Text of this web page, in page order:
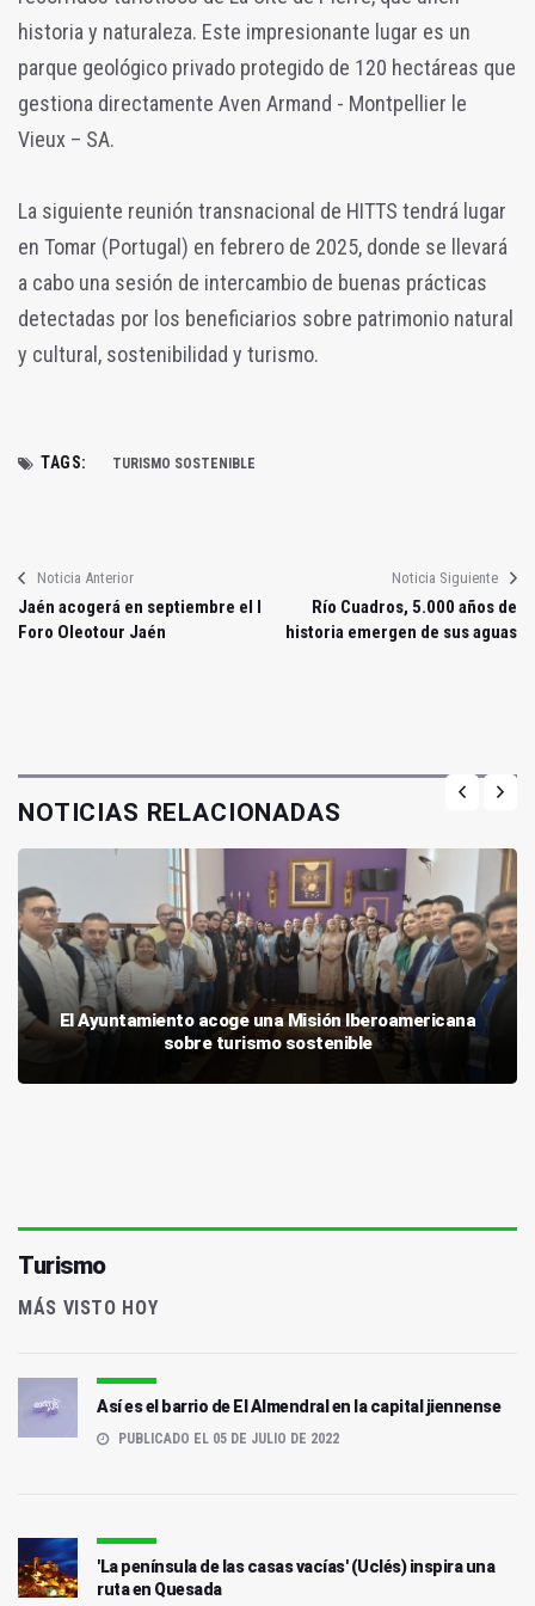
historia y naturaleza. Este impresionante lugar es un
parque geológico privado protegido de 120 hectáreas que
gestiona directamente Aven Armand - Montpellier le
Vieux – SA.
La siguiente reunión transnacional de HITTS tendrá lugar
en Tomar (Portugal) en febrero de 2025, donde se llevará
a cabo una sesión de intercambio de buenas prácticas
detectadas por los beneficiarios sobre patrimonio natural
y cultural, sostenibilidad y turismo.
TAGS: TURISMO SOSTENIBLE
Noticia Anterior
Jaén acogerá en septiembre el I
Foro Oleotour Jaén
Noticia Siguiente
Río Cuadros, 5.000 años de
historia emergen de sus aguas
NOTICIAS RELACIONADAS
El Ayuntamiento acoge una Misión Iberoamericana
sobre turismo sostenible
Turismo
MÁS VISTO HOY
Así es el barrio de El Almendral en la capital jiennense
PUBLICADO EL 05 DE JULIO DE 2022
'La península de las casas vacías' (Uclés) inspira una
ruta en Quesada